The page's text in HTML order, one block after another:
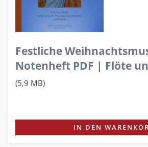
Festliche
Notenheft PDF | Flöte
(5,9 MB)
IN DEN